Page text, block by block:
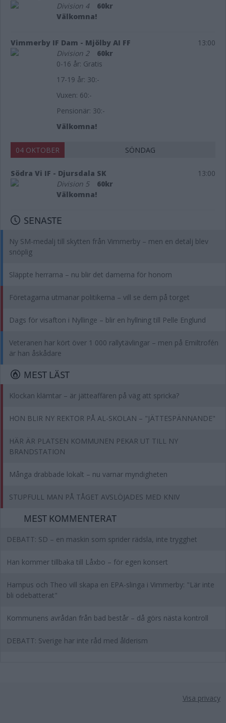
Division 4
60kr
Välkomna!
Vimmerby IF Dam - Mjölby AI FF
13:00
Division 2
60kr
0-16 år: Gratis
17-19 år: 30:-
Vuxen: 60:-
Pensionär: 30:-
Välkomna!
04 OKTOBER SÖNDAG
Södra Vi IF - Djursdala SK
13:00
Division 5
60kr
Välkomna!
SENASTE
Ny SM-medalj till skytten från Vimmerby – men en detalj blev
snöplig
Släppte herrarna – nu blir det damerna för honom
Företagarna utmanar politikerna – vill se dem på torget
Dags för visafton i Nyllinge – blir en hyllning till Pelle Englund
Veteranen har kört över 1 000 rallytävlingar – men på Emiltrofén
är han åskådare
MEST LÄST
Klockan klämtar – är jätteaffären på väg att spricka?
HON BLIR NY REKTOR PÅ AL-SKOLAN – "JÄTTESPÄNNANDE"
HÄR ÄR PLATSEN KOMMUNEN PEKAR UT TILL NY
BRANDSTATION
Många drabbade lokalt – nu varnar myndigheten
STUPFULL MAN PÅ TÅGET AVSLÖJADES MED KNIV
MEST KOMMENTERAT
DEBATT: SD – en maskin som sprider rädsla, inte trygghet
Han kommer tillbaka till Låxbo – för egen konsert
Hampus och Theo vill skapa en EPA-slinga i Vimmerby: "Lär inte
bli odebatterat"
Kommunens avrådan från bad består – då görs nästa kontroll
DEBATT: Sverige har inte råd med ålderism
Visa privacy